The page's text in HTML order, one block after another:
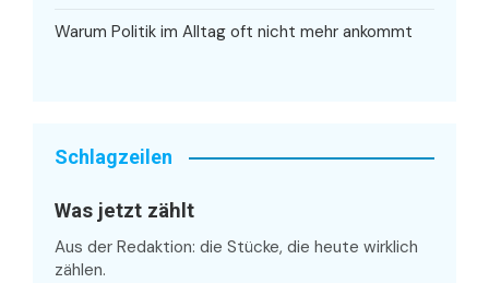
Warum Politik im Alltag oft nicht mehr ankommt
Schlagzeilen
Was jetzt zählt
Aus der Redaktion: die Stücke, die heute wirklich
zählen.